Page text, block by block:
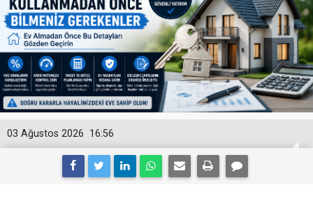
16:56
03 Ağustos 2026